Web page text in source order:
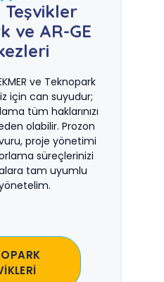
ve AR-GE
ve Teknopark
için can suyudur;
tüm haklarınızı
olabilir. Prozon
proje yönetimi
süreçlerinizi
tam uyumlu